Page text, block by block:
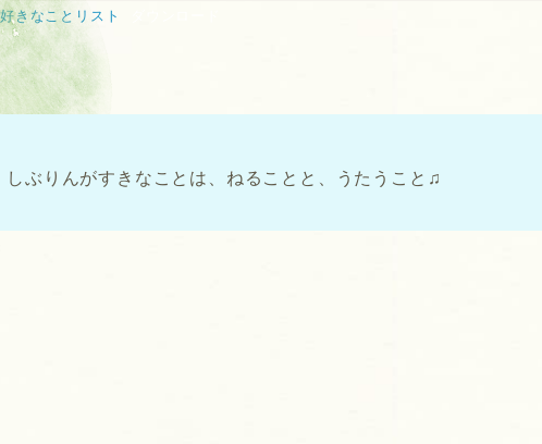
好きなことリスト
しぶりんがすきなことは、ねることと、うたうこと♫